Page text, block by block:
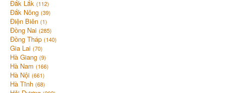
Đắk Lắk (112)
Đắk Nông (39)
Điện Biên (1)
Đồng Nai (285)
Đồng Tháp (140)
Gia Lai (70)
Hà Giang (9)
Hà Nam (166)
Hà Nội (661)
Hà Tĩnh (68)